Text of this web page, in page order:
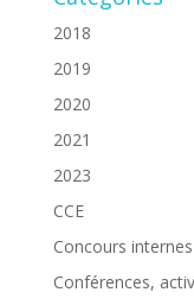
2018
2019
2020
2021
2023
CCE
Concours internes
Conférences,